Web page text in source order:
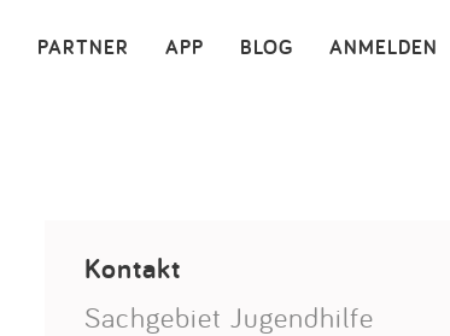
ANMELDEN
BLOG
APP
PARTNER ×
Kontakt
Sachgebiet Jugendhilfe